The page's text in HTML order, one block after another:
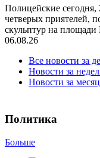
Полицейские сегодня,
четверых приятелей,
скульптур на
06.08.26
Все новости за
Новости за
Новости за месяц
Политика
Больше